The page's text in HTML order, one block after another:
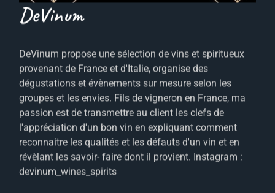
DeVinum
DeVinum propose une sélection de vins et spiritueux
provenant de France et d'Italie, organise des
dégustations et évènements sur mesure selon les
groupes et les envies. Fils de vigneron en France, ma
passion est de transmettre au client les clefs de
l'appréciation d'un bon vin en expliquant comment
reconnaitre les qualités et les défauts d'un vin et en
révèlant les savoir- faire dont il provient. Instagram :
devinum_wines_spirits